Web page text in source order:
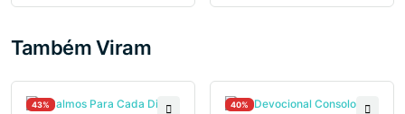
Também Viram
43% 40%